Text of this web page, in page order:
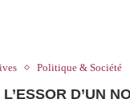
Politique & Société
D’UN